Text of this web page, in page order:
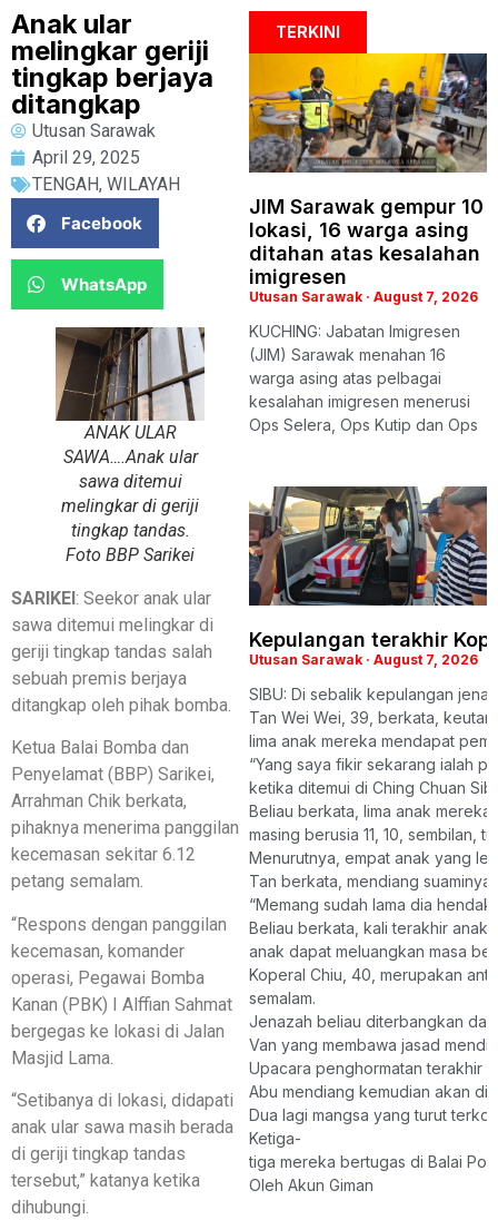
Anak ular
melingkar geriji
tingkap berjaya
ditangkap
Utusan Sarawak
April 29, 2025
TENGAH, WILAYAH
Facebook
WhatsApp
ANAK ULAR
SAWA….Anak ular
sawa ditemui
melingkar di geriji
tingkap tandas.
Foto BBP Sarikei
SARIKEI: Seekor anak ular
sawa ditemui melingkar di
geriji tingkap tandas salah
sebuah premis berjaya
ditangkap oleh pihak bomba.
Ketua Balai Bomba dan
Penyelamat (BBP) Sarikei,
Arrahman Chik berkata,
pihaknya menerima panggilan
kecemasan sekitar 6.12
petang semalam.
“Respons dengan panggilan
kecemasan, komander
operasi, Pegawai Bomba
Kanan (PBK) I Alffian Sahmat
bergegas ke lokasi di Jalan
Masjid Lama.
“Setibanya di lokasi, didapati
anak ular sawa masih berada
di geriji tingkap tandas
tersebut,” katanya ketika
dihubungi.
TERKINI
JIM Sarawak gempur 10
lokasi, 16 warga asing
ditahan atas kesalahan
imigresen
Utusan Sarawak August 7, 2026
KUCHING: Jabatan Imigresen
(JIM) Sarawak menahan 16
warga asing atas pelbagai
kesalahan imigresen menerusi
Ops Selera, Ops Kutip dan Ops
Kepulangan terakhir
Utusan Sarawak August 7, 2026
SIBU: Di sebalik kepulangan
Tan Wei Wei, 39, berkata,
lima anak mereka mendapat
“Yang saya fikir sekarang ialah
ketika ditemui di Ching Chuan
Beliau berkata, lima anak mereka
masing berusia 11, 10, sembilan,
Menurutnya, empat anak yang
Tan berkata, mendiang
“Memang sudah lama dia
Beliau berkata, kali terakhir anak-
anak dapat meluangkan masa
Koperal Chiu, 40, merupakan
semalam.
Jenazah beliau diterbangkan
Van yang membawa jasad
Upacara penghormatan terakhir
Abu mendiang kemudian akan
Dua lagi mangsa yang turut
Ketiga-
tiga mereka bertugas di Balai
Oleh Akun Giman